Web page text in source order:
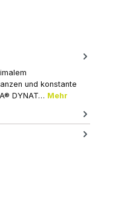
und konstante
DYNAT… Mehr